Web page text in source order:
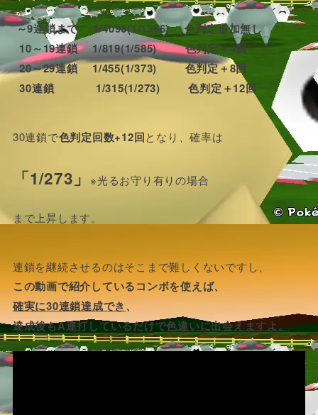
～9連鎖まで 1/4096(1/1366) 色判定追加無し
10～19連鎖 1/819(1/585) 色判定＋4回
20～29連鎖 1/455(1/373) 色判定＋8回
30連鎖 1/315(1/273) 色判定＋12回
30連鎖で色判定回数+12回となり、確率は
「1/273」※光るお守り有りの場合
まで上昇します。
連鎖を継続させるのはそこまで難しくないですし、
この動画で紹介しているコンボを使えば、
確実に30連鎖達成でき、
達成後もA連打しているだけで色違いに出会えますよ。